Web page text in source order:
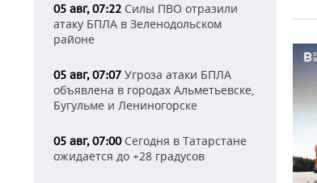
05 авг, 07:22 Силы ПВО отразили
атаку БПЛА в Зеленодольском
районе
05 авг, 07:07 Угроза атаки БПЛА
объявлена в городах Альметьевске,
Бугульме и Лениногорске
05 авг, 07:00Сегодня в Татарстане
ожидается до +28 градусов